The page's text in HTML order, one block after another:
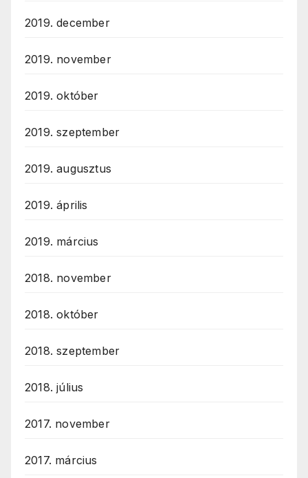
2019. december
2019. november
2019. október
2019. szeptember
2019. augusztus
2019. április
2019. március
2018. november
2018. október
2018. szeptember
2018. július
2017. november
2017. március